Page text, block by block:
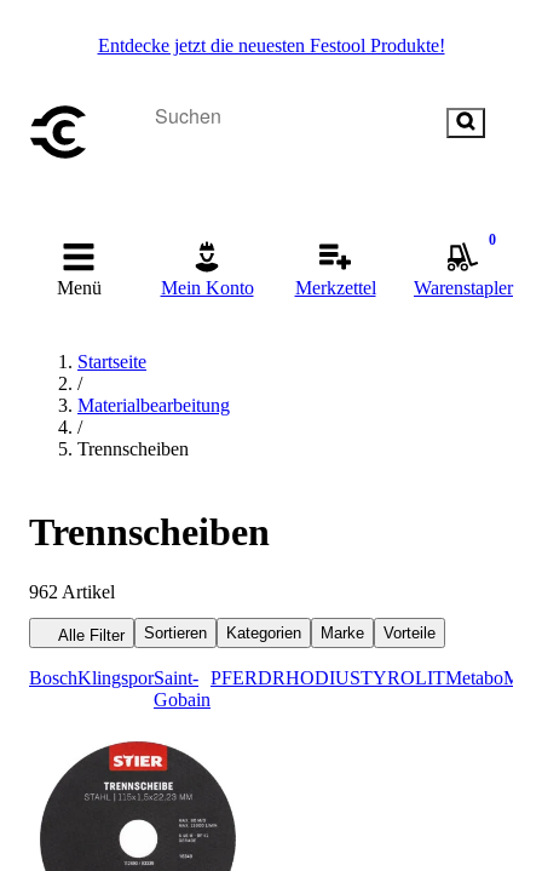
Entdecke jetzt die neuesten Festool Produkte!
Menü Mein Konto Merkzettel
0
Warenstapler
Startseite
/
Materialbearbeitung
/
Trennscheiben
Trennscheiben
962 Artikel
Alle Filter Sortieren Kategorien Marke Vorteile
BoschKlingsporSaint-
Gobain
PFERDRHODIUSTYROLITMetabo